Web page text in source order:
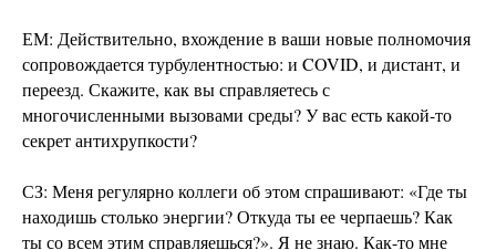
ЕМ: Действительно, вхождение в ваши новые полномочия
сопровождается турбулентностью: и COVID, и дистант, и
переезд. Скажите, как вы справляетесь с
многочисленными вызовами среды? У вас есть какой-то
секрет антихрупкости?
СЗ: Меня регулярно коллеги об этом спрашивают: «Где ты
находишь столько энергии? Откуда ты ее черпаешь? Как
ты со всем этим справляешься?». Я не знаю. Как-то мне